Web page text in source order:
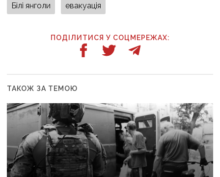
Білі янголи евакуація
ПОДІЛИТИСЯ У СОЦМЕРЕЖАХ:
ТАКОЖ ЗА ТЕМОЮ